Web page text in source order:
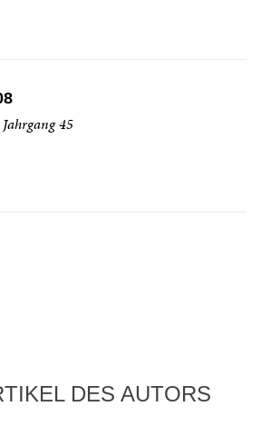
45
DES AUTORS